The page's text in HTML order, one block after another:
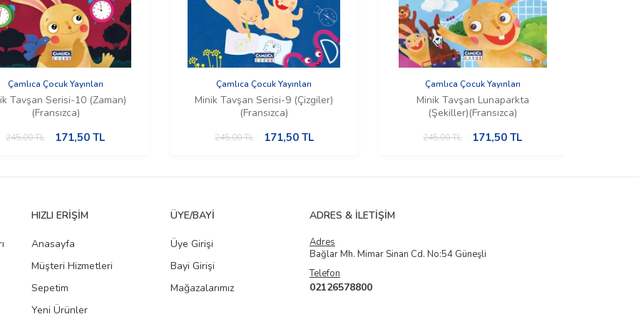
Çamlıca Çocuk Yayınları
Tavşan Serisi-10 (Zaman)
(Fransızca)
245,00TL 171,50 TL
Çamlıca Çocuk Yayınları
Minik Tavşan Serisi-9 (Çizgiler)
(Fransızca)
245,00TL 171,50TL
Çamlıca Çocuk Yayınları
Minik Tavşan Lunaparkta
(Şekiller)(Fransızca)
245,00TL 171,50 TL
HIZLI ERIŞIM
Anasayfa
Müşteri Hizmetleri
Sepetim
Yeni Ürünler
ÜYE/BAYI
Üye Girişi
Bayi Girişi
Mağazalarımız
ADRES & İLETIŞIM
Adres
Bağlar Mh. Mimar Sinan Cd. No:54 Güneşli
Telefon
02126578800